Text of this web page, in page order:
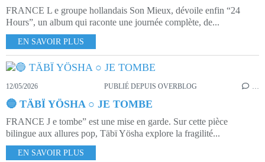
FRANCE L e groupe hollandais Son Mieux, dévoile enfin “24
Hours”, un album qui raconte une journée complète, de...
EN SAVOIR PLUS
12/05/2026 PUBLIÉ DEPUIS OVERBLOG …
🔵 TÄBÏ YÖSHA ○ JE TOMBE
FRANCE J e tombe” est une mise en garde. Sur cette pièce
bilingue aux allures pop, Täbï Yösha explore la fragilité...
EN SAVOIR PLUS